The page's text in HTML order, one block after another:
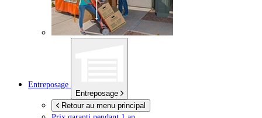
Entreposage
Entreposage
Retour au menu principal